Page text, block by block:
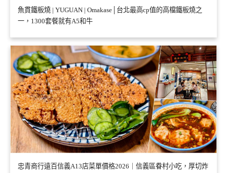
魚貫鐵板燒 | YUGUAN | Omakase│台北最高cp值的高檔鐵板燒之
一，1300套餐就有A5和牛
忠青商行遠百信義A13店菜單價格2026｜信義區眷村小吃，厚切炸